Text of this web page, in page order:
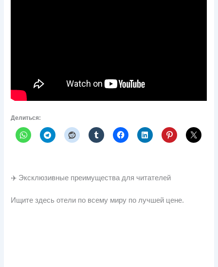
Делиться:
✈️ Эксклюзивные преимущества для читателей
Ищите здесь отели по всему миру по лучшей цене.